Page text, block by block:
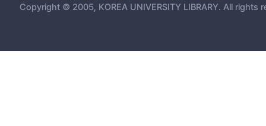
Copyright © 2005, KOREA UNIVERSITY LIBRARY. All rights